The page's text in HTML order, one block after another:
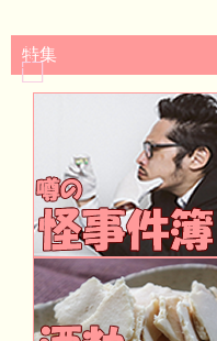
特集